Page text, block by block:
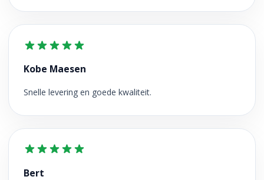
Kobe Maesen
Snelle levering en goede kwaliteit.
Bert